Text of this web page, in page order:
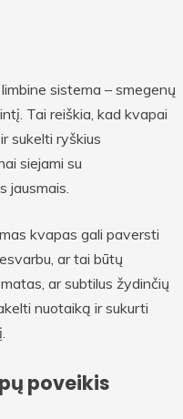
sistema – smegenų
Tai reiškia, kad kvapai
sukelti ryškius
siejami su
jausmais.
kvapas gali paversti
ar tai būtų
ar subtilus žydinčių
nuotaiką ir sukurti
poveikis